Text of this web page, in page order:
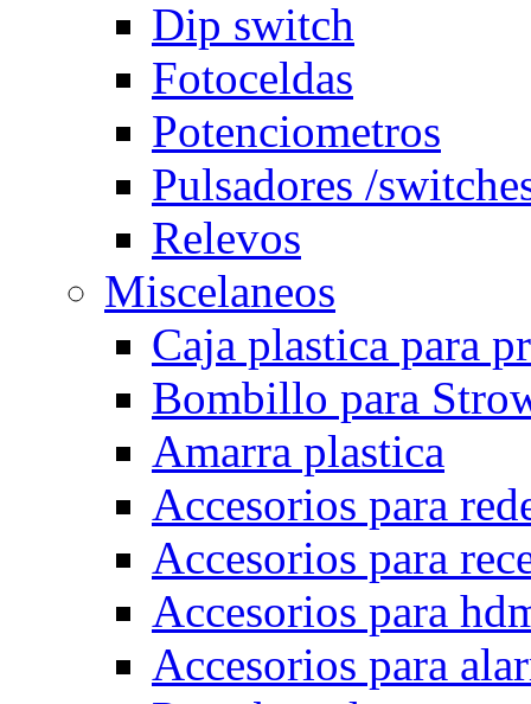
Dip switch
Fotoceldas
Potenciometros
Pulsadores /
Relevos
Miscelaneos
Caja plastica para
Bombillo para
Amarra plastica
Accesorios para
Accesorios para
Accesorios para
Accesorios para